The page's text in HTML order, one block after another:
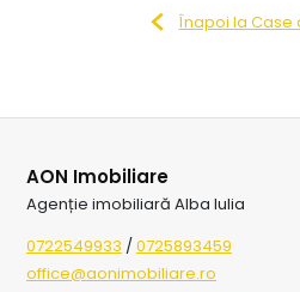
Înapoi la Case
AON Imobiliare
Agenție imobiliară Alba Iulia
0722549933 /0725893459
office@aonimobiliare.ro